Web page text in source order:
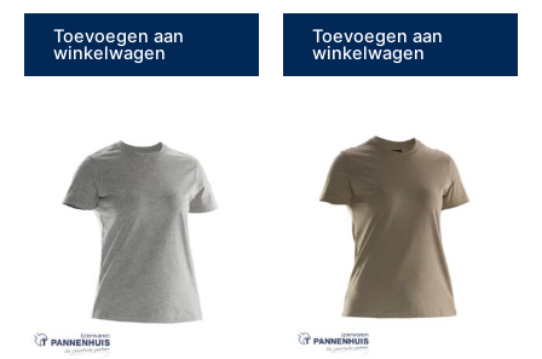
Toevoegen aan
winkelwagen
Toevoegen aan
winkelwagen